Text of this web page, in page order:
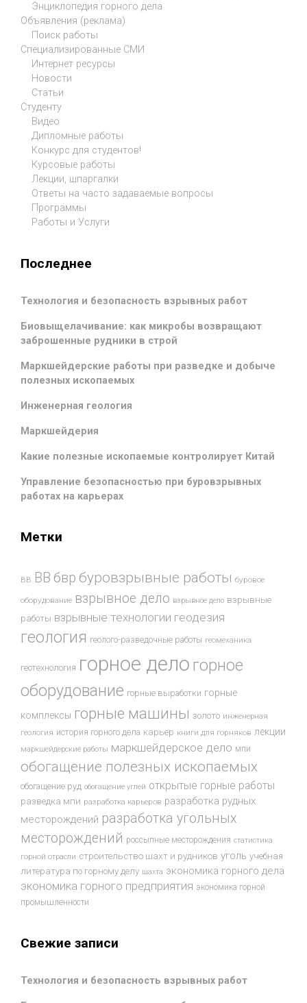
Энциклопедия горного дела
Объявления (реклама)
Поиск работы
Специализированные СМИ
Интернет ресурсы
Новости
Статьи
Студенту
Видео
Дипломные работы
Конкурс для студентов!
Курсовые работы
Лекции, шпаргалки
Ответы на часто задаваемые вопросы
Программы
Работы и Услуги
Последнее
Технология и безопасность взрывных работ
Биовыщелачивание: как микробы возвращают
заброшенные рудники в строй
Маркшейдерские работы при разведке и добыче
полезных ископаемых
Инженерная геология
Маркшейдерия
Какие полезные ископаемые контролирует Китай
Управление безопасностью при буровзрывных
работах на карьерах
Метки
ВВ ВВ бвр буровзрывные работы буровое
оборудование взрывное дело взрывное дело взрывные
работы взрывные технологии геодезия
геология геолого-разведочные работы геомеханика
геотехнология горное дело горное
оборудование горные выработки горные
комплексы горные машины золото инженерная
геология история горного дела карьер книги для горняков лекции
маркшейдерские работы маркшейдерское дело мпи
обогащение полезных ископаемых
обогащение руд обогащение углей открытые горные работы
разведка мпи разработка карьеров разработка рудных
месторождений разработка угольных
месторождений россыпные месторождения статистика
горной отрасли строительство шахт и рудников уголь учебная
литература по горному делу шахта экономика горного дела
экономика горного предприятия экономика горной
промышленности
Свежие записи
Технология и безопасность взрывных работ